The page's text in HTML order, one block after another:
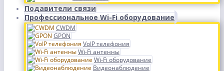
Подавители связи
Профессиональное Wi-Fi оборудование
CWDM
GPON
VoIP телефония
Wi-Fi антенны
Wi-Fi оборудование
Видеонаблюдение